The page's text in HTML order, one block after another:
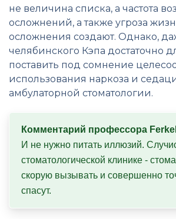
не величина списка, а частота
осложнений, а также угроза
осложнения создают. Однако,
челябинского Кэпа достаточно
поставить под сомнение
использования наркоза и
амбулаторной стоматологии.
Комментарий профессора
И не нужно питать иллюзий.
стоматологической клинике -
скорую вызывать и совершенно
спасут.